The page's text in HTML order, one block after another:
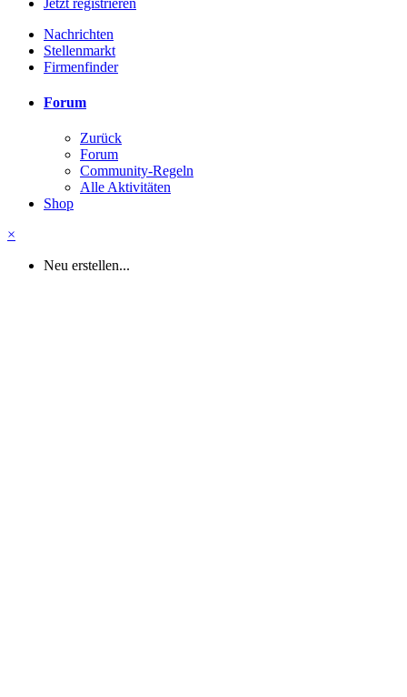
Nachrichten
Stellenmarkt
Firmenfinder
Forum
Zurück
Forum
Community-Regeln
Alle Aktivitäten
Shop
×
Neu erstellen...